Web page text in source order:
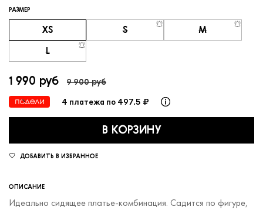
РАЗМЕР
XS S M
L
1 990 руб 9 900 руб
4 платежа по 497.5 ₽
В КОРЗИНУ
ДОБАВИТЬ В ИЗБРАННОЕ
ОПИСАНИЕ
Идеально сидящее платье-комбинация. Садится по фигуре,